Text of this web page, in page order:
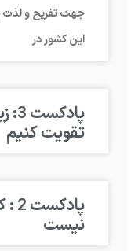
جهت تفریح و لذت
این کشور در
تقویت کنیم
نیست